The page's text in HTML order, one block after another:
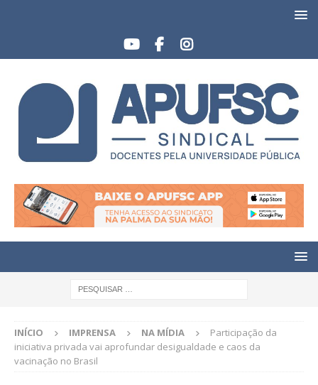
INÍCIO IMPRENSA NA MÍDIA
Participação da
iniciativa privada vai aprofundar desigualdade e caos da
vacinação no Brasil